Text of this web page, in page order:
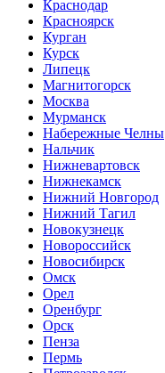
Краснодар
Красноярск
Курган
Курск
Липецк
Магнитогорск
Москва
Мурманск
Набережные Челны
Нальчик
Нижневартовск
Нижнекамск
Нижний Новгород
Нижний Тагил
Новокузнецк
Новороссийск
Новосибирск
Омск
Орел
Оренбург
Орск
Пенза
Пермь